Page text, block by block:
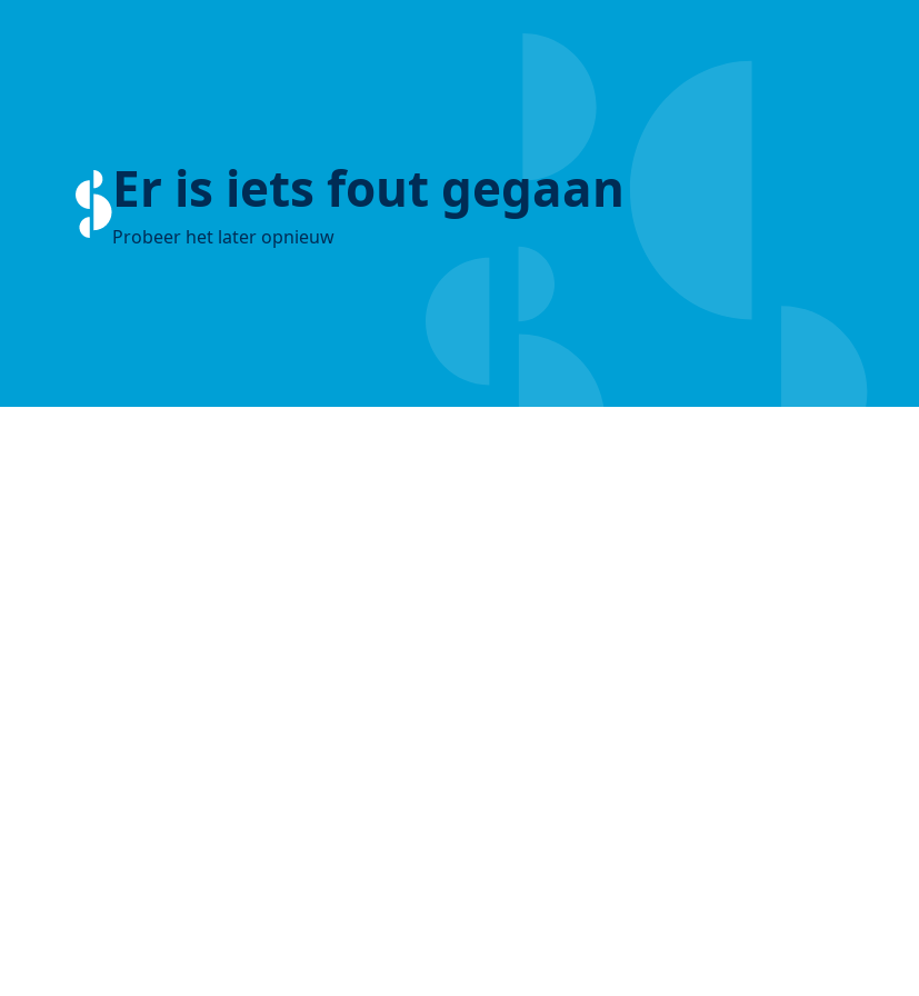
Er is iets fout gegaan
Probeer het later opnieuw